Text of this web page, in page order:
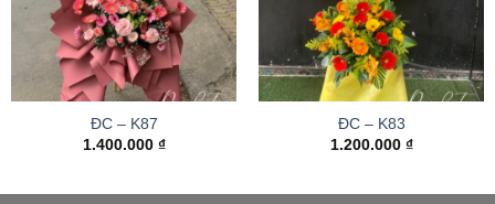
ĐC – K87
1.400.000 ₫
ĐC – K83
1.200.000 ₫